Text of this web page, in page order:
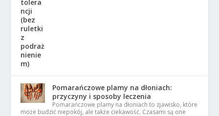
Pomarańczowe plamy na dłoniach:
przyczyny i sposoby leczenia
Pomarańczowe plamy na dłoniach to zjawisko, które
może budzić niepokój, ale także ciekawość. Czasami są one